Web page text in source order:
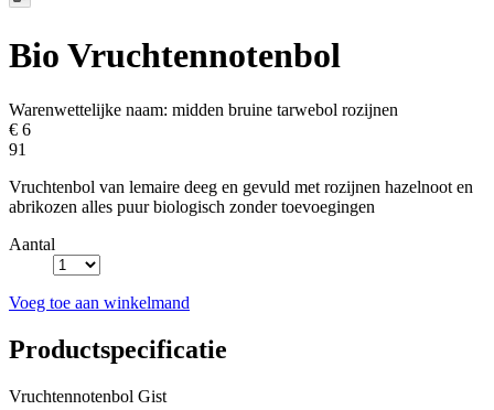
Bio Vruchtennotenbol
Warenwettelijke naam: midden bruine tarwebol rozijnen
€ 6
91
Vruchtenbol van lemaire deeg en gevuld met rozijnen hazelnoot en
abrikozen alles puur biologisch zonder toevoegingen
Aantal
Voeg toe aan winkelmand
Productspecificatie
Vruchtennotenbol Gist